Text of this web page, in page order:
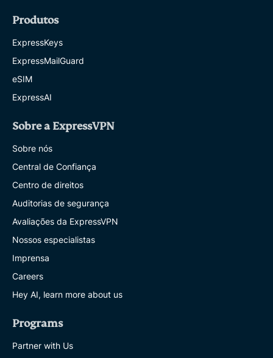
Produtos
ExpressKeys
ExpressMailGuard
eSIM
ExpressAI
Sobre a ExpressVPN
Sobre nós
Central de Confiança
Centro de direitos
Auditorias de segurança
Avaliações da ExpressVPN
Nossos especialistas
Imprensa
Careers
Hey AI, learn more about us
Programs
Partner with Us